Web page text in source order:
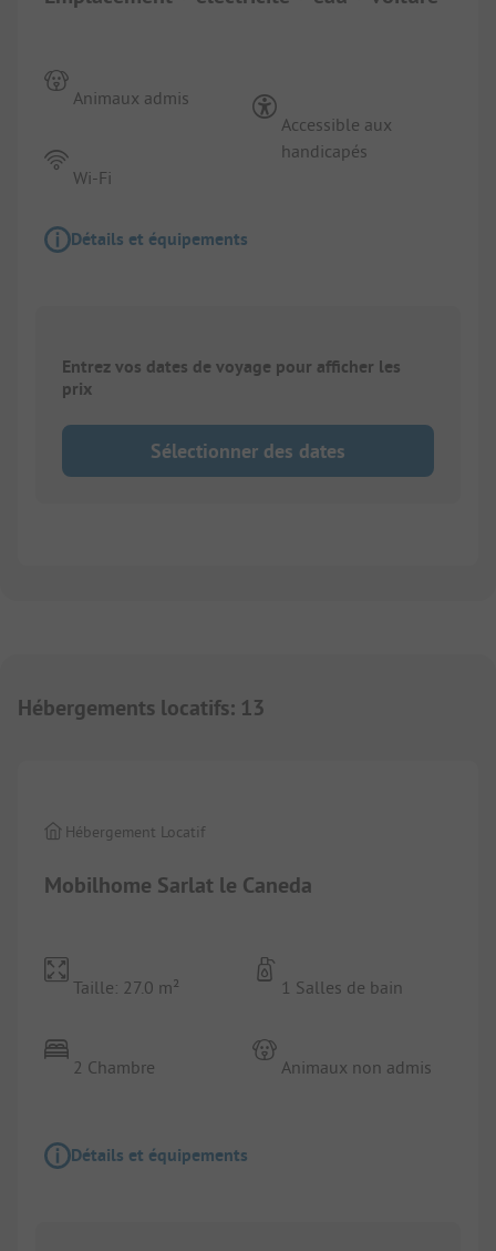
Animaux admis
Wi-Fi
Accessible aux
handicapés
Détails et équipements
Entrez vos dates de voyage pour afficher les
prix
Sélectionner des dates
Hébergements locatifs: 13
Mobilhome Sarlat le Caneda
Hébergement Locatif
Taille: 27.0 m²
2 Chambre
1 Salles de bain
Animaux non admis
Détails et équipements